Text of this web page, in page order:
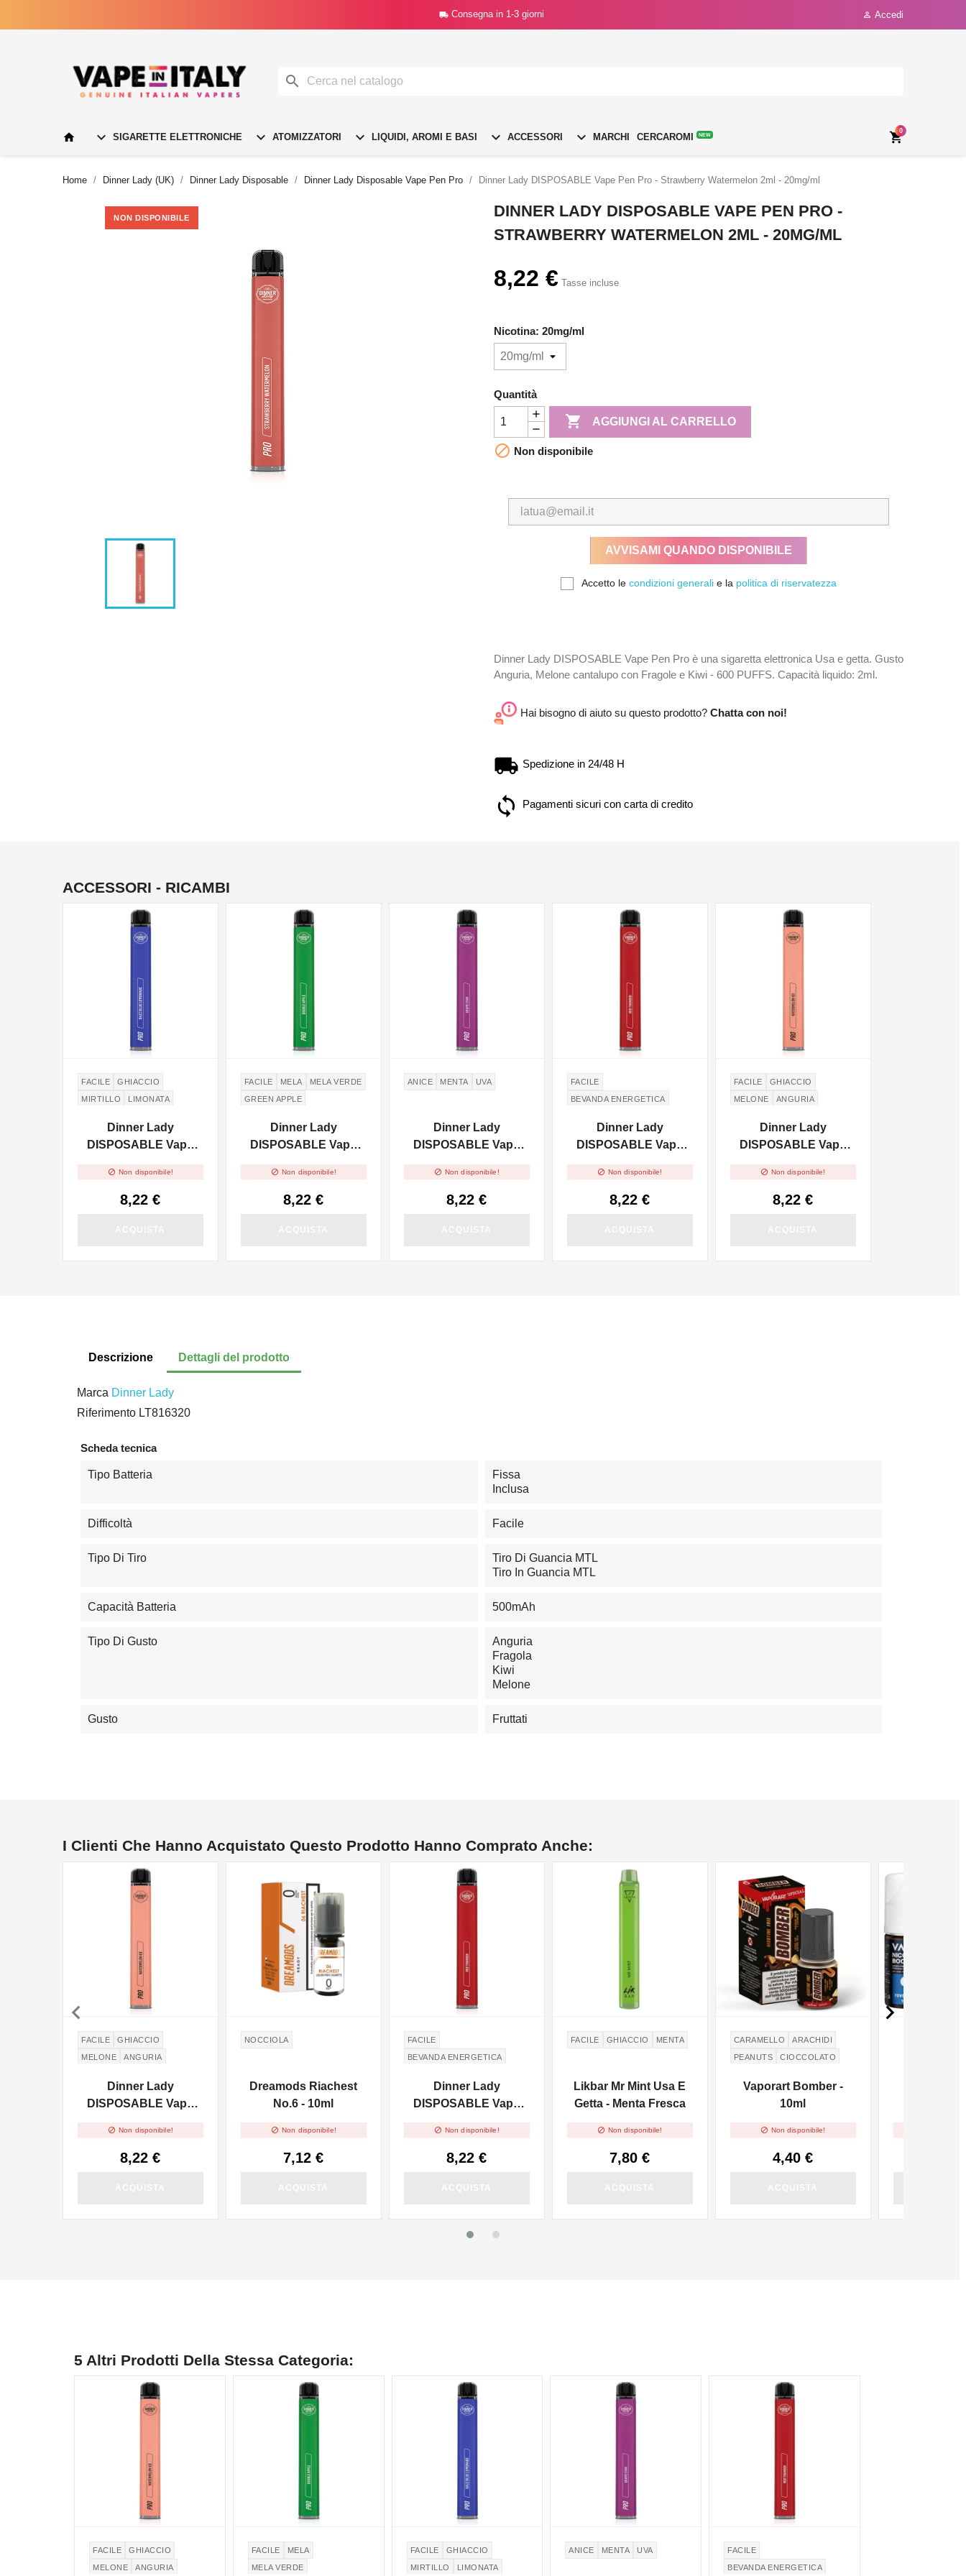
 Consegna in 1-3 giorni  Accedi

  SIGARETTE ELETTRONICHE  ATOMIZZATORI  LIQUIDI, AROMI E BASI  ACCESSORI  MARCHI CERCAROMI NEW 
0
Home Dinner Lady (UK) Dinner Lady Disposable Dinner Lady Disposable Vape Pen Pro Dinner Lady DISPOSABLE Vape Pen Pro - Strawberry Watermelon 2ml - 20mg/ml
NON DISPONIBILE
DINNER LADY DISPOSABLE VAPE PEN PRO -
STRAWBERRY WATERMELON 2ML - 20MG/ML
8,22 € Tasse incluse
Nicotina: 20mg/ml
Quantità
 AGGIUNGI AL CARRELLO
 Non disponibile
AVVISAMI QUANDO DISPONIBILE
Accetto le condizioni generali e la politica di riservatezza
Dinner Lady DISPOSABLE Vape Pen Pro è una sigaretta elettronica Usa e getta. Gusto
Anguria, Melone cantalupo con Fragole e Kiwi - 600 PUFFS. Capacità liquido: 2ml.
Hai bisogno di aiuto su questo prodotto? Chatta con noi!
Spedizione in 24/48 H
Pagamenti sicuri con carta di credito
ACCESSORI - RICAMBI
FACILE
GHIACCIO
MIRTILLO
LIMONATA
Dinner Lady
DISPOSABLE Vape
Lemonade 2ml -
20mg/ml
 Non disponibile!
8,22 €
NON DISPONIBILE
FACILE MELA
MELA VERDE
GREEN APPLE
Dinner Lady
DISPOSABLE Vape
Apple 2ml - 20mg/ml
 Non disponibile!
8,22 €
NON DISPONIBILE
ANICE MENTA UVA
Dinner Lady
DISPOSABLE Vape
2ml - 20mg/ml
 Non disponibile!
8,22 €
NON DISPONIBILE
FACILE
BEVANDA ENERGETICA
Dinner Lady
DISPOSABLE Vape
2ml - 20mg/ml
 Non disponibile!
8,22 €
NON DISPONIBILE
FACILE
GHIACCIO
MELONE
ANGURIA
Dinner Lady
DISPOSABLE Vape
Ice 2ml - 20mg/ml
 Non disponibile!
8,22 €
NON DISPONIBILE
Descrizione Dettagli del prodotto
Marca Dinner Lady
Riferimento LT816320
Scheda tecnica
Tipo Batteria
Fissa
Inclusa
Difficoltà Facile
Tipo Di Tiro
Tiro Di Guancia MTL
Tiro In Guancia MTL
Capacità Batteria 500mAh
Tipo Di Gusto
Anguria
Fragola
Kiwi
Melone
Gusto Fruttati
I Clienti Che Hanno Acquistato Questo Prodotto Hanno Comprato Anche:
FACILE
GHIACCIO
MELONE
ANGURIA
Dinner Lady
DISPOSABLE Vape
Ice 2ml - 20mg/ml
 Non disponibile!
8,22 €
NON DISPONIBILE
NOCCIOLA
Dreamods Riachest
No.6 - 10ml
 Non disponibile!
7,12 €
NON DISPONIBILE
FACILE
BEVANDA ENERGETICA
Dinner Lady
DISPOSABLE Vape
2ml - 20mg/ml
 Non disponibile!
8,22 €
NON DISPONIBILE
FACILE GHIACCIO MENTA
Likbar Mr Mint Usa E
Getta - Menta Fresca
 Non disponibile!
7,80 €
NON DISPONIBILE
CARAMELLO
ARACHIDI
PEANUTS
CIOCCOLATO
Vaporart Bomber -
10ml
 Non disponibile!
4,40 €
 
5 Altri Prodotti Della Stessa Categoria:
FACILE
GHIACCIO
MELONE
ANGURIA
NON DISPONIBILE
FACILE
MELA
MELA VERDE
NON DISPONIBILE
FACILE
GHIACCIO
MIRTILLO
LIMONATA
NON DISPONIBILE
ANICE MENTA UVA
NON DISPONIBILE
FACILE
BEVANDA ENERGETICA
NON DISPONIBILE